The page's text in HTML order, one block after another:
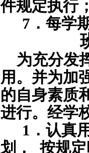
件规定执行
7 ．每学
为充分发
用。并为加
的自身素质
进行。经学
1 ．认真
划，
按规